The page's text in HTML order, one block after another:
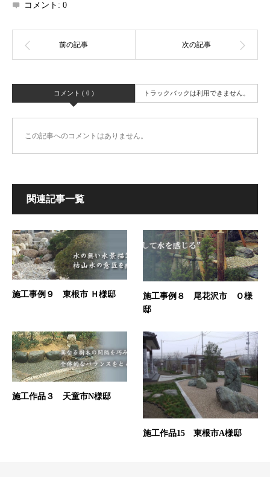
コメント: 0
コメント ( 0 ) トラックバックは利用できません。
この記事へのコメントはありません。
関連記事一覧
施工事例９ 東根市 Ｈ様邸
施工事例８ 尾花沢市 Ｏ様
邸
施工作品３ 天童市N様邸
施工作品15 東根市A様邸